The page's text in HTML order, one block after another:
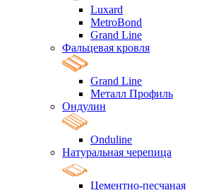
Luxard
MetroBond
Grand Line
Фальцевая кровля
Grand Line
Металл Профиль
Ондулин
Onduline
Натуральная черепица
Цементно-песчаная